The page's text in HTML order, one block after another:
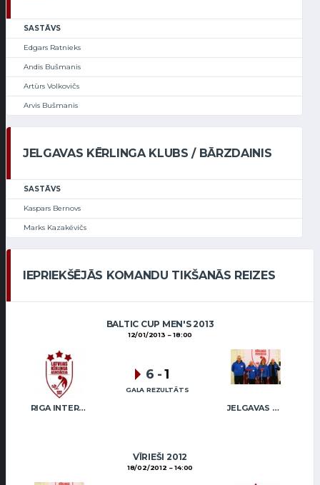
SASTĀVS
Edgars Ratnieks
Andis Bušmanis
Artūrs Volkovičs
Arvis Bušmanis
JELGAVAS KĒRLINGA KLUBS / BĀRZDAINIS
SASTĀVS
Kaspars Bernovs
Marks Kazakēvičs
IEPRIEKŠĒJĀS KOMANDU TIKŠANĀS REIZES
BALTIC CUP MEN'S 2013
12/01/2013 18:00
RIGA INTERNATIONAL CURLING CLUB / GRAY JELGAVAS KĒRLINGA KLUBS / BĀRZDAINIS
6 -1
GALA REZULTĀTS
VĪRIEŠI 2012
18/02/2012 14:00